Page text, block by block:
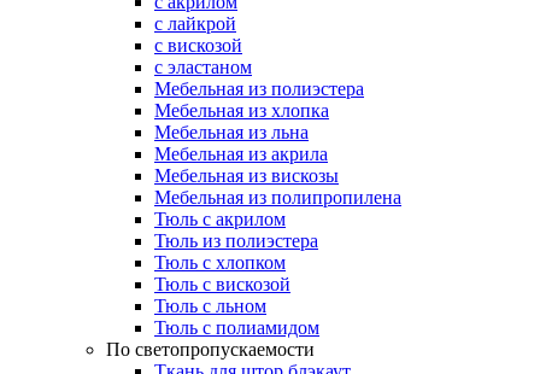
с лайкрой
с вискозой
с эластаном
Мебельная из полиэстера
Мебельная из хлопка
Мебельная из льна
Мебельная из акрила
Мебельная из вискозы
Мебельная из полипропилена
Тюль с акрилом
Тюль из полиэстера
Тюль с хлопком
Тюль с вискозой
Тюль с льном
Тюль с полиамидом
По светопропускаемости